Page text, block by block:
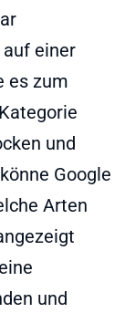
einer
es zum
und
Google
Arten
und